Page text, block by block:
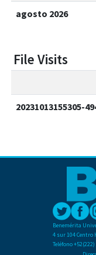
agosto 2026
File Visits
20231013155305-
Benemérita
4 sur 104 Centro
Teléfono